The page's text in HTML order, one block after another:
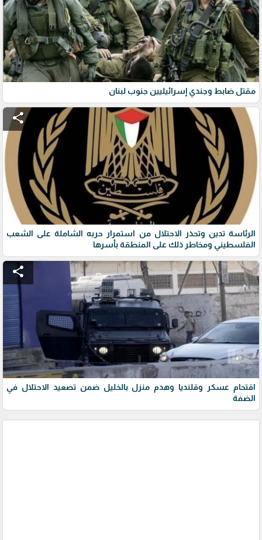
مقتل ضابط وجندي إسرائيليين جنوب لبنان
share
الرئاسة تدين وتحذر الاحتلال من استمرار حربه الشاملة على الشعب
الفلسطيني ومخاطر ذلك على المنطقة بأسرها
share
اقتحام عسكر وقلنديا وهدم منزل بالخليل ضمن تصعيد الاحتلال في
الضفة